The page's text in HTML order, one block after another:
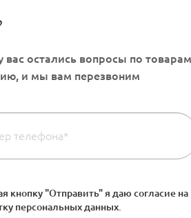
кнопку "Отправить" я даю согласие на
персональных данных